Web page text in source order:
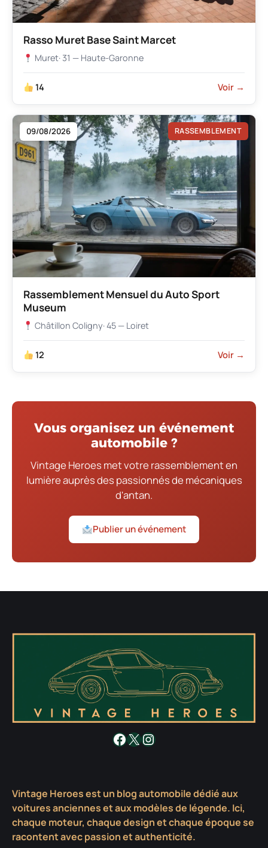
Rasso Muret Base Saint Marcet
Muret· 31 — Haute-Garonne
14 Voir →
09/08/2026 RASSEMBLEMENT
Rassemblement Mensuel du Auto Sport
Museum
Châtillon Coligny· 45 — Loiret
12 Voir →
Vous organisez un événement
automobile ?
Vintage Heroes met votre rassemblement en
lumière auprès des passionnés de mécaniques
d'antan.
Publier un événement
Facebook
X Instagram
Vintage Heroes est un blog automobile dédié aux
voitures anciennes et aux modèles de légende. Ici,
chaque moteur, chaque design et chaque époque se
racontent avec passion et authenticité.